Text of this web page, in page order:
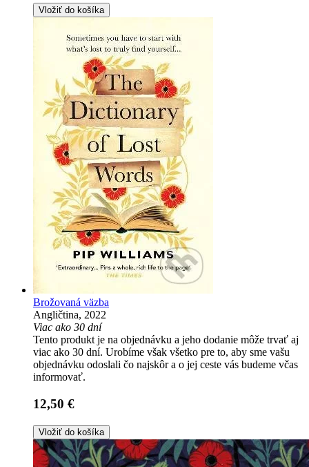
Vložiť do košíka
Brožovaná väzba
Angličtina, 2022
Viac ako 30 dní
Tento produkt je na objednávku a jeho dodanie môže trvať aj
viac ako 30 dní. Urobíme však všetko pre to, aby sme vašu
objednávku odoslali čo najskôr a o jej ceste vás budeme včas
informovať.
12,50 €
Vložiť do košíka